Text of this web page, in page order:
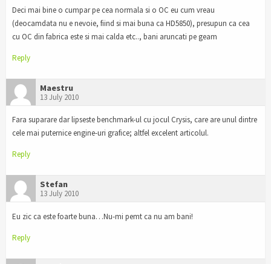
Deci mai bine o cumpar pe cea normala si o OC eu cum vreau
(deocamdata nu e nevoie, fiind si mai buna ca HD5850), presupun ca cea
cu OC din fabrica este si mai calda etc.., bani aruncati pe geam
Reply
Maestru
13 July 2010
Fara suparare dar lipseste benchmark-ul cu jocul Crysis, care are unul dintre
cele mai puternice engine-uri grafice; altfel excelent articolul.
Reply
Stefan
13 July 2010
Eu zic ca este foarte buna…Nu-mi pemt ca nu am bani!
Reply